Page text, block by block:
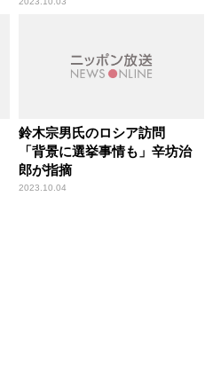
鈴木宗男氏のロシア訪問
「背景に選挙事情も」辛坊治
郎が指摘
2023.10.04